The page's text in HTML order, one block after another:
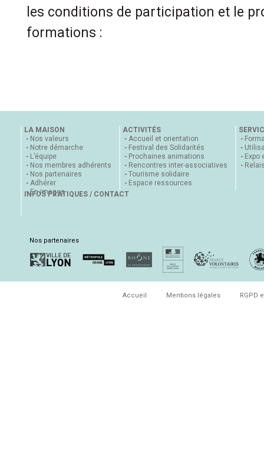
les conditions de participation et le
formations :
LA MAISON
Nos valeurs
Notre démarche
L’équipe
Nos membres adhérents
Nos partenaires
Adhérer
En images
ACTIVITÉS
Accueil et orientation
Festival des Solidarités
Prochaines animations
Rencontres inter-associatives
Tourisme solidaire
Espace ressources
Expo
INFOS PRATIQUES / CONTACT
Nos partenaires
Accueil Mentions légales RGPD